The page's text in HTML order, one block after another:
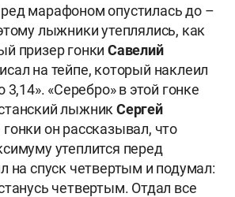
марафоном опустилась до –
лыжники утеплялись, как
призер гонки Савелий
на тейпе, который наклеил
3,14». «Серебро» в этой гонке
лыжник Сергей
гонки он рассказывал, что
утеплится перед
на спуск четвертым и подумал:
четвертым. Отдал все